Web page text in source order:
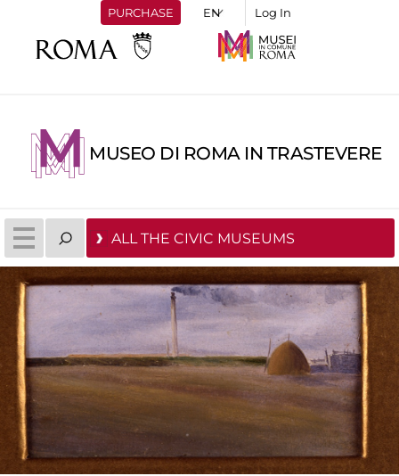
PURCHASE Log In
MUSEO DI ROMA IN TRASTEVERE
ALL THE CIVIC MUSEUMS